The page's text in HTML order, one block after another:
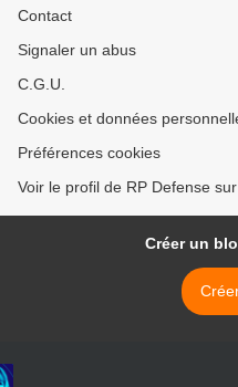
Contact
Signaler un abus
C.G.U.
Cookies et données
Préférences cookies
Voir le profil de RP Defense
Créer un